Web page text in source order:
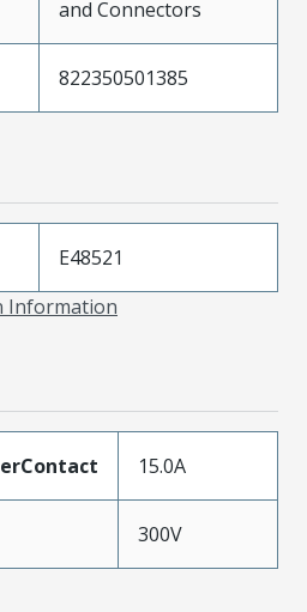
and Connectors
822350501385
E48521
Information
15.0A
300V